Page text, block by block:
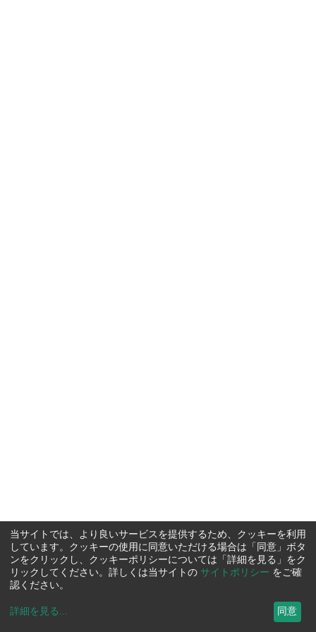
当サイトでは、より良いサービスを提供するため、クッキーを利用
しています。クッキーの使用に同意いただける場合は「同意」ボタ
ンをクリックし、クッキーポリシーについては「詳細を見る」をク
リックしてください。詳しくは当サイトの サイトポリシー をご確
認ください。
詳細を見る ... 同意